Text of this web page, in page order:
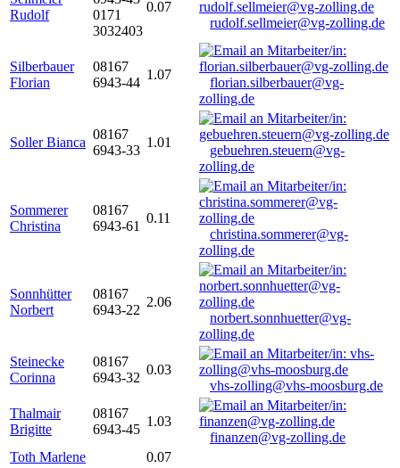
Rudolf
0171
3032403
0.07
rudolf.sellmeier@vg-zolling.de
Silberbauer
Florian
08167
6943-44
1.07
florian.silberbauer@vg-
zolling.de
Soller Bianca
08167
6943-33
1.01
gebuehren.steuern@vg-
zolling.de
Sommerer
Christina
08167
6943-61
0.11
christina.sommerer@vg-
zolling.de
Sonnhütter
Norbert
08167
6943-22
2.06
norbert.sonnhuetter@vg-
zolling.de
Steinecke
Corinna
08167
6943-32
0.03
vhs-zolling@vhs-moosburg.de
Thalmair
Brigitte
08167
6943-45
1.03
finanzen@vg-zolling.de
Toth Marlene
0.07